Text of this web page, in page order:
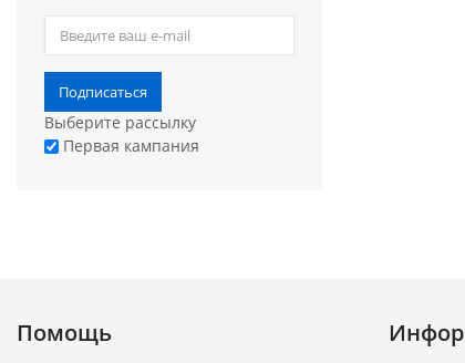
Подписаться
Выберите рассылку
Первая кампания
Помощь